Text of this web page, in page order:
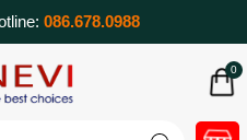
086.678.0988
0